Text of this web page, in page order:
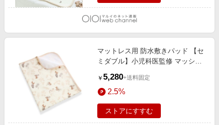
マットレス用 防水敷きパッド 【セ
ミダブル】小児科医監修 マッシュ
￥ 5,280+送料固定
2.5%
ストアにすすむ